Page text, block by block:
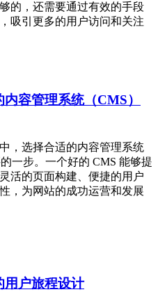
的，还需要通过有效的手段
吸引更多的用户访问和关注
容管理系统（CMS）
，选择合适的内容管理系统
一步。一个好的 CMS 能够提
活的页面构建、便捷的用户
，为网站的成功运营和发展
用户旅程设计